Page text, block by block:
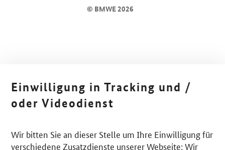
© BMWE 2026
Einwilligung in Tracking und /
oder Videodienst
Wir bitten Sie an dieser Stelle um Ihre Einwilligung für
verschiedene Zusatzdienste unserer Webseite: Wir